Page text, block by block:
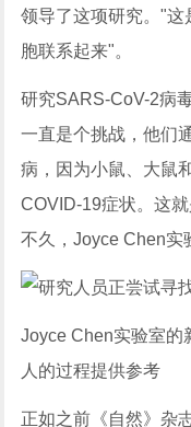
领导了这项研究。"这
胞联系起来"。
研究SARS-CoV-2病
一直是个挑战，他们
病，因为小鼠、大鼠
COVID-19症状。这
不久，Joyce Chen实
Joyce Chen实验室的
人的过程提供参考
正如之前《自然》杂